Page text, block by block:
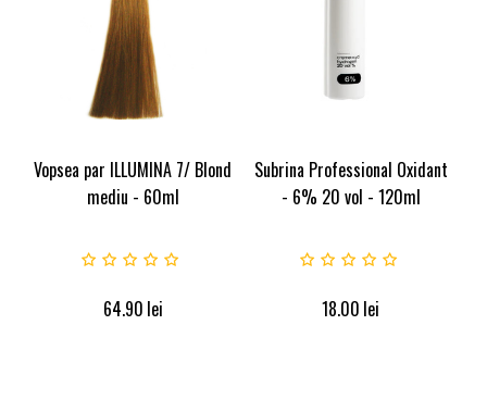
Vopsea par ILLUMINA 7/ Blond
mediu - 60ml
64.90 lei
Subrina Professional Oxidant
- 6% 20 vol - 120ml
18.00 lei